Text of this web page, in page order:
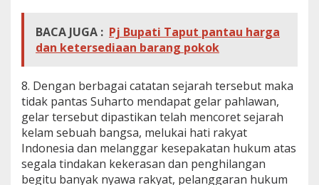
BACA JUGA : Pj Bupati Taput pantau harga
dan ketersediaan barang pokok
8. Dengan berbagai catatan sejarah tersebut maka
tidak pantas Suharto mendapat gelar pahlawan,
gelar tersebut dipastikan telah mencoret sejarah
kelam sebuah bangsa, melukai hati rakyat
Indonesia dan melanggar kesepakatan hukum atas
segala tindakan kekerasan dan penghilangan
begitu banyak nyawa rakyat, pelanggaran hukum